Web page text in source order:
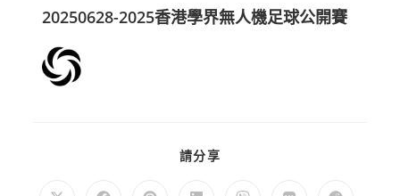
20250628-2025香港學界無人機足球公開賽
請分享